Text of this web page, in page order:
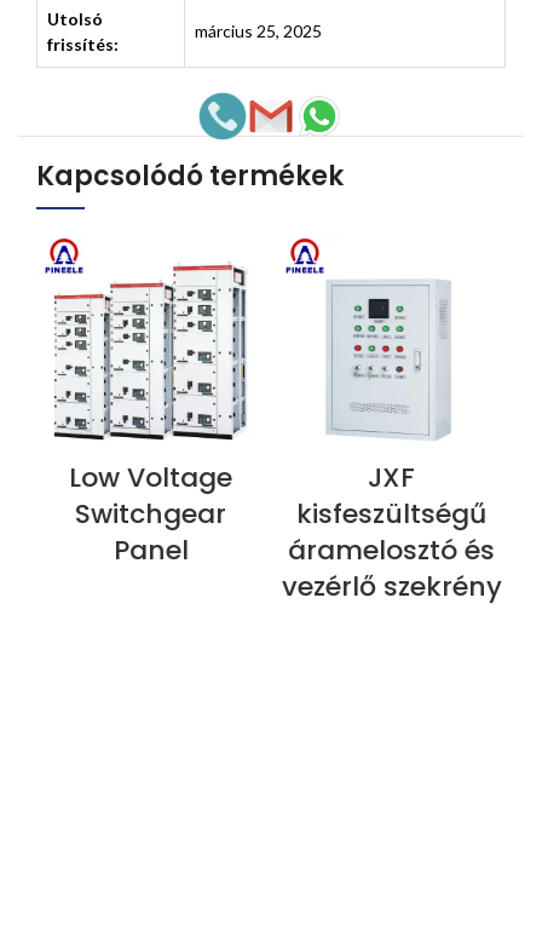
Utolsó
frissítés:
március 25, 2025
Kapcsolódó termékek
MOST MEGTEKINTÉS
Low Voltage
Switchgear
Panel
MOST MEGTEKINTÉS
JXF
kisfeszültségű
áramelosztó és
vezérlő szekrény